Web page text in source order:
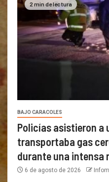
2 min de lectura
BAJO CARACOLES
Policías asistieron a
transportaba gas
durante una intensa
6 de agosto de 2026